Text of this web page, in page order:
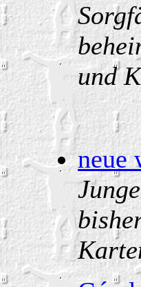
und
neue